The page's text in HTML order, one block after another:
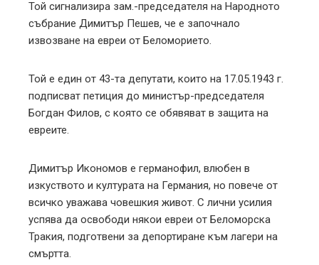
Той сигнализира зам.-председателя на Народното
събрание Димитър Пешев, че е започнало
извозване на евреи от Беломорието.
Той е един от 43-та депутати, които на 17.05.1943 г.
подписват петиция до министър-председателя
Богдан Филов, с която се обявяват в защита на
евреите.
Димитър Икономов е германофил, влюбен в
изкуството и културата на Германия, но повече от
всичко уважава човешкия живот. С лични усилия
успява да освободи някои евреи от Беломорска
Тракия, подготвени за депортиране към лагери на
смъртта.